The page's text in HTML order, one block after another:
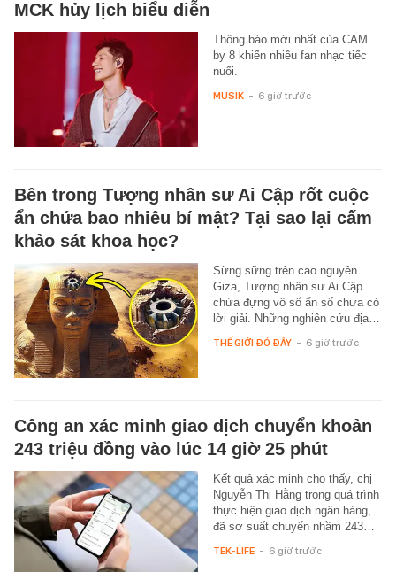
MCK hủy lịch biểu diễn
Thông báo mới nhất của CAM
by 8 khiến nhiều fan nhạc tiếc
nuối.
MUSIK - 6 giờ trước
Bên trong Tượng nhân sư Ai Cập rốt cuộc
ẩn chứa bao nhiêu bí mật? Tại sao lại cấm
khảo sát khoa học?
Sừng sững trên cao nguyên
Giza, Tượng nhân sư Ai Cập
chứa đựng vô số ẩn số chưa có
lời giải. Những nghiên cứu địa…
THẾ GIỚI ĐÓ ĐÂY - 6 giờ trước
Công an xác minh giao dịch chuyển khoản
243 triệu đồng vào lúc 14 giờ 25 phút
Kết quả xác minh cho thấy, chị
Nguyễn Thị Hằng trong quá trình
thực hiện giao dịch ngân hàng,
đã sơ suất chuyển nhầm 243…
TEK-LIFE - 6 giờ trước